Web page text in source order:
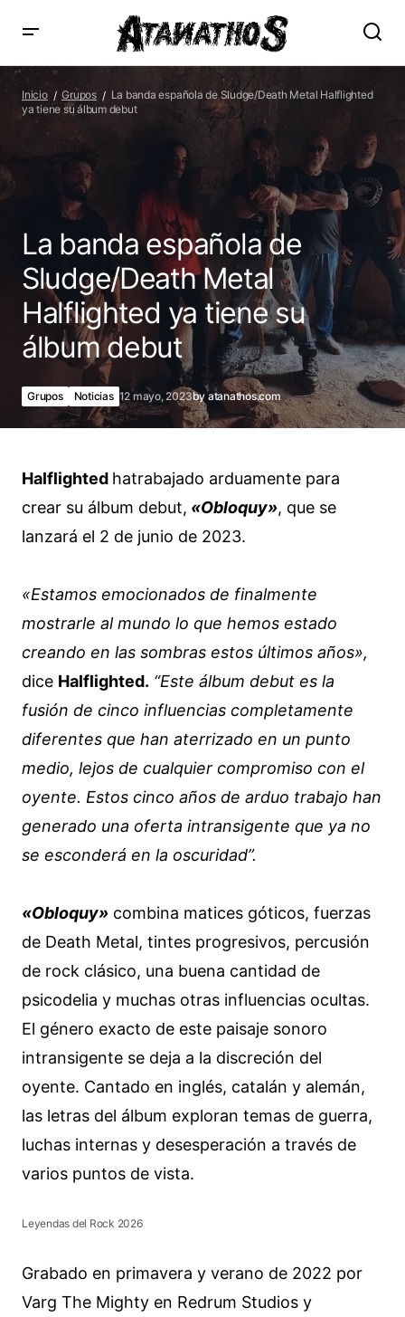
La banda española de Sludge/Death Metal Halflighted ya
tiene su álbum debut
Inicio Grupos
La banda española de Sludge/Death Metal Halflighted
ya tiene su álbum debut
La banda española de
Sludge/Death Metal
Halflighted ya tiene su
álbum debut
Grupos Noticias 12 mayo, 2023byatanathos.com
Halflighted hatrabajado arduamente para
crear su álbum debut, «Obloquy», que se
lanzará el 2 de junio de 2023.
«Estamos emocionados de finalmente
mostrarle al mundo lo que hemos estado
creando en las sombras estos últimos años»,
dice Halflighted. “Este álbum debut es la
fusión de cinco influencias completamente
diferentes que han aterrizado en un punto
medio, lejos de cualquier compromiso con el
oyente. Estos cinco años de arduo trabajo han
generado una oferta intransigente que ya no
se esconderá en la oscuridad”.
«Obloquy» combina matices góticos, fuerzas
de Death Metal, tintes progresivos, percusión
de rock clásico, una buena cantidad de
psicodelia y muchas otras influencias ocultas.
El género exacto de este paisaje sonoro
intransigente se deja a la discreción del
oyente. Cantado en inglés, catalán y alemán,
las letras del álbum exploran temas de guerra,
luchas internas y desesperación a través de
varios puntos de vista.
Leyendas del Rock 2026
Grabado en primavera y verano de 2022 por
Varg The Mighty en Redrum Studios y